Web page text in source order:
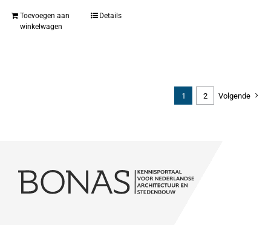
Toevoegen aan
winkelwagen
Details
1 2 Volgende